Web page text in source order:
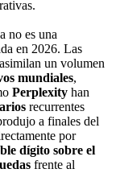
no es una
en 2026. Las
un volumen
mundiales,
Perplexity han
recurrentes
a finales del
por
dígito sobre el
frente al